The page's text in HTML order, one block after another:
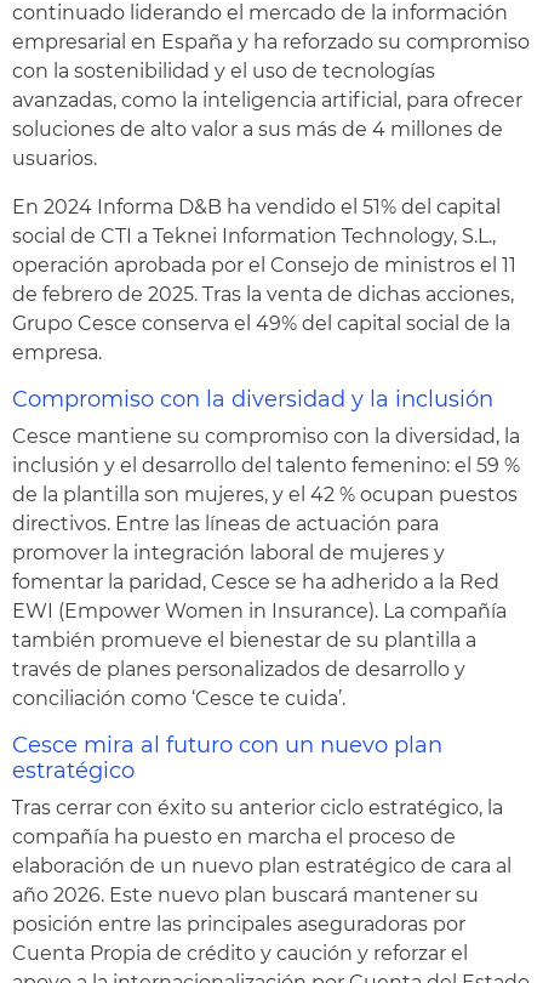
continuado liderando el mercado de la información
empresarial en España y ha reforzado su compromiso
con la sostenibilidad y el uso de tecnologías
avanzadas, como la inteligencia artificial, para ofrecer
soluciones de alto valor a sus más de 4 millones de
usuarios.
En 2024 Informa D&B ha vendido el 51% del capital
social de CTI a Teknei Information Technology, S.L.,
operación aprobada por el Consejo de ministros el 11
de febrero de 2025. Tras la venta de dichas acciones,
Grupo Cesce conserva el 49% del capital social de la
empresa.
Compromiso con la diversidad y la inclusión
Cesce mantiene su compromiso con la diversidad, la
inclusión y el desarrollo del talento femenino: el 59 %
de la plantilla son mujeres, y el 42 % ocupan puestos
directivos. Entre las líneas de actuación para
promover la integración laboral de mujeres y
fomentar la paridad, Cesce se ha adherido a la Red
EWI (Empower Women in Insurance). La compañía
también promueve el bienestar de su plantilla a
través de planes personalizados de desarrollo y
conciliación como ‘Cesce te cuida’.
Cesce mira al futuro con un nuevo plan
estratégico
Tras cerrar con éxito su anterior ciclo estratégico, la
compañía ha puesto en marcha el proceso de
elaboración de un nuevo plan estratégico de cara al
año 2026. Este nuevo plan buscará mantener su
posición entre las principales aseguradoras por
Cuenta Propia de crédito y caución y reforzar el